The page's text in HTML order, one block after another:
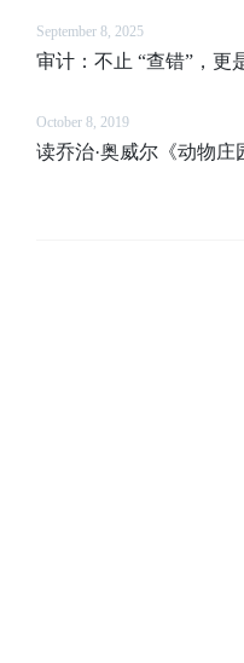
September 8, 2025
审计：不止 “查错”，更
October 8, 2019
读乔治·奥威尔《动物庄